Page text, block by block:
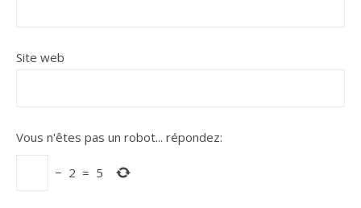
Site web
Vous n'êtes pas un robot... répondez:
− 2 = 5